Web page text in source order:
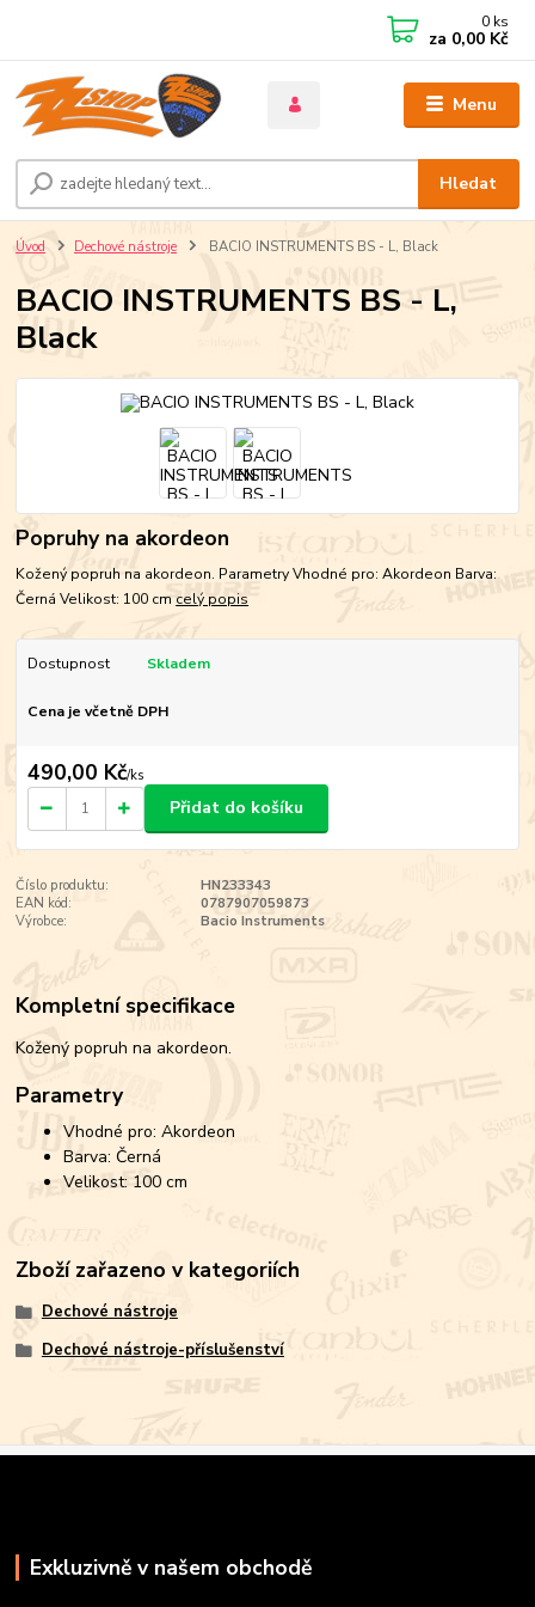
Menu
Hledat
0 ks
za 0,00 Kč
Úvod Dechové nástroje BACIO INSTRUMENTS BS - L, Black
BACIO INSTRUMENTS BS - L,
Black
Popruhy na akordeon
Kožený popruh na akordeon. Parametry Vhodné pro: Akordeon Barva:
Černá Velikost: 100 cm celý popis
Dostupnost Skladem
Cena je včetně DPH
490,00 Kč/ks
Přidat do košíku
Číslo produktu:
HN233343
EAN kód:
0787907059873
Výrobce:
Bacio Instruments
Kompletní specifikace
Kožený popruh na akordeon.
Parametry
Vhodné pro: Akordeon
Barva: Černá
Velikost: 100 cm
Zboží zařazeno v kategoriích
Dechové nástroje
Dechové nástroje-příslušenství
Exkluzivně v našem obchodě